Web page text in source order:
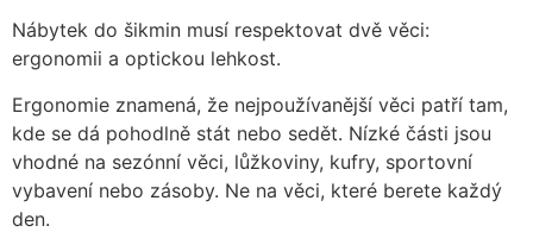
Nábytek do šikmin musí respektovat dvě věci:
ergonomii a optickou lehkost.
Ergonomie znamená, že nejpoužívanější věci patří tam,
kde se dá pohodlně stát nebo sedět. Nízké části jsou
vhodné na sezónní věci, lůžkoviny, kufry, sportovní
vybavení nebo zásoby. Ne na věci, které berete každý
den.